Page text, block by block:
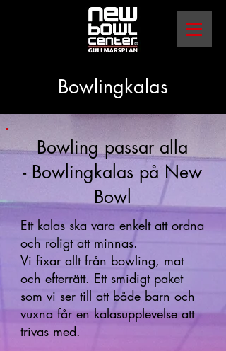
Bowlingkalas
Bowling passar alla
- Bowlingkalas på New
Bowl
Ett kalas ska vara enkelt att ordna
och roligt att minnas.
Vi fixar allt från bowling, mat
och efterrätt. Ett smidigt paket
som vi ser till att både barn och
vuxna får en kalasupplevelse att
trivas med.